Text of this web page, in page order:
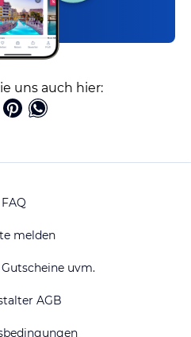
uns auch hier:
FAQ
melden
uvm.
AGB